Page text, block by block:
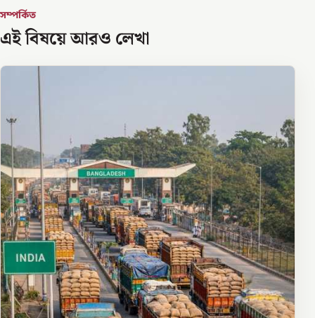
সম্পর্কিত
এই বিষয়ে আরও লেখা